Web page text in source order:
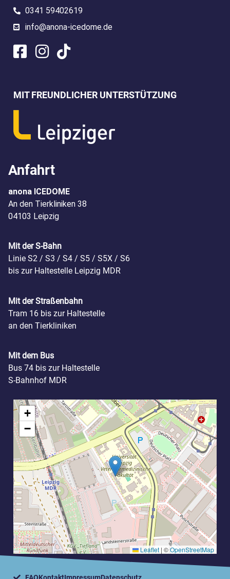
0341 59402619
info@anona-icedome.de
MIT FREUNDLICHER UNTERSTÜTZUNG
Anfahrt
anona ICEDOME
An den Tierkliniken 38
04103 Leipzig
Mit der S-Bahn
Linie S2 / S3 / S4 / S5 / S5X / S6
bis zur Haltestelle Leipzig MDR
Mit der Straßenbahn
Tram 16 bis zur Haltestelle
an den Tierkliniken
Mit dem Bus
Bus 74 bis zur Haltestelle
S-Bahnhof MDR
+
−
Leaflet | ©OpenStreetMap
FAQKontaktImpressumDatenschutz